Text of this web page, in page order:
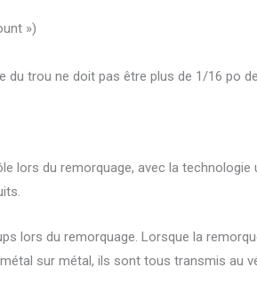
»)
trou ne doit pas être plus de 1/16 po
lors du remorquage, avec la
lors du remorquage. Lorsque la
sur métal, ils sont tous transmis au